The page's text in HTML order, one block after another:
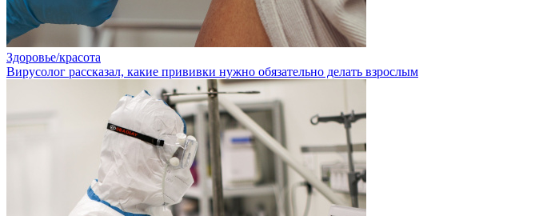
Здоровье/красота
Вирусолог рассказал, какие прививки нужно обязательно делать взрослым